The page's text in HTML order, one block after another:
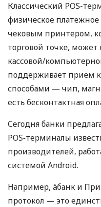
Классический POS-
физическое
чековым принтером,
торговой точке, может
кассовой/
поддерживает прием
способами — чип,
есть бесконтактная
Сегодня банки
POS-терминалы
производителей,
системой Android.
Например, àбанк и
протокол — это